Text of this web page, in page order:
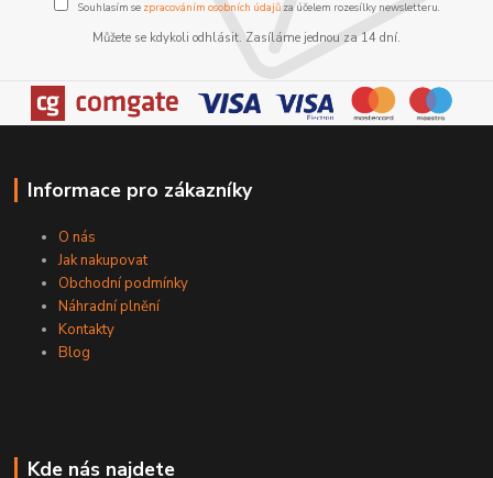
Souhlasím se zpracováním osobních údajůza účelem rozesílky newsletteru.
Můžete se kdykoli odhlásit. Zasíláme jednou za 14 dní.
Informace pro zákazníky
O nás
Jak nakupovat
Obchodní podmínky
Náhradní plnění
Kontakty
Blog
Kde nás najdete